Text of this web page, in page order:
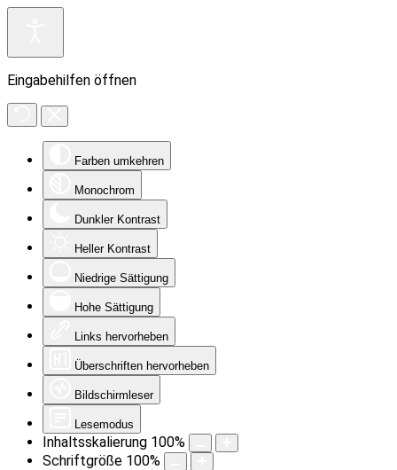
Eingabehilfen öffnen
Farben umkehren
Monochrom
Dunkler Kontrast
Heller Kontrast
Niedrige Sättigung
Hohe Sättigung
Links hervorheben
Überschriften hervorheben
Bildschirmleser
Lesemodus
Inhaltsskalierung 100%
Schriftgröße 100%